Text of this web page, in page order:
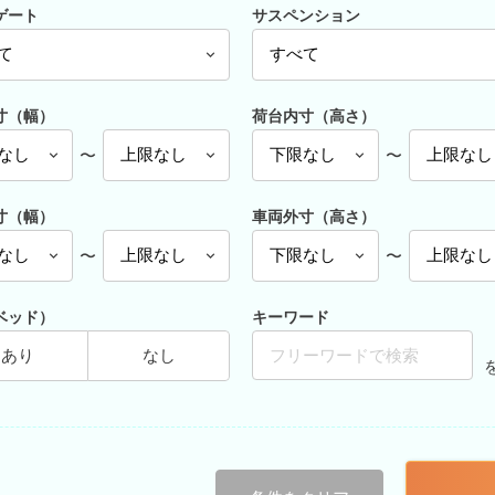
ート サスペンション
幅）
〜
荷台内寸（高さ）
〜
幅）
〜
車両外寸（高さ）
〜
ド）
あり なし
キーワード